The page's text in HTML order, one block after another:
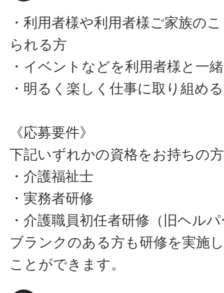
・利用者様や利用者様ご家族の
られる方
・イベントなどを利用者様と一
・明るく楽しく仕事に取り組め
《応募要件》
下記いずれかの資格をお持ちの方
・介護福祉士
・実務者研修
・介護職員初任者研修（旧ヘル
ブランクのある方も研修を実施
ことができます。